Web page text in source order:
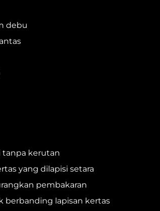
debu
tanpa kerutan
yang dilapisi setara
pembakaran
berbanding lapisan kertas